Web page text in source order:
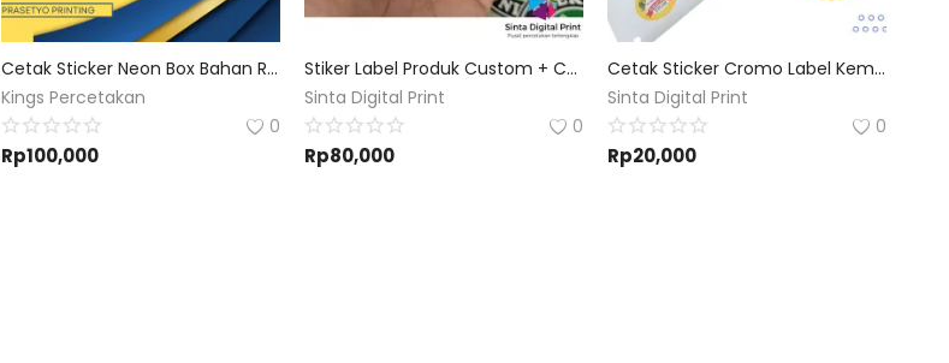
Cetak Sticker Neon Box Bahan Ritrama Bisa Custom Desain Dan Ukuran
Kings Percetakan
0
Rp100,000
Stiker Label Produk Custom + Cutting Permeter dan A3+
Sinta Digital Print
0
Rp80,000
Cetak Sticker Cromo Label Kemasan Produk
Sinta Digital Print
0
Rp20,000